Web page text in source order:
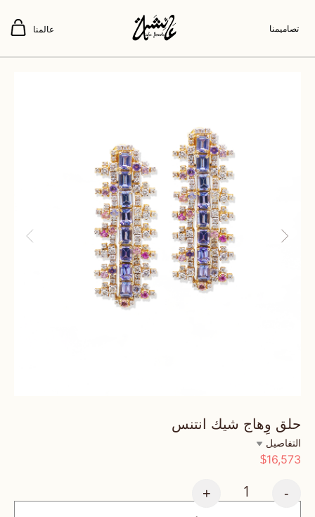
تصاميمنا عالمنا
حلق وِهاج شيك انتنس
التفاصيل
$16,573
-
+